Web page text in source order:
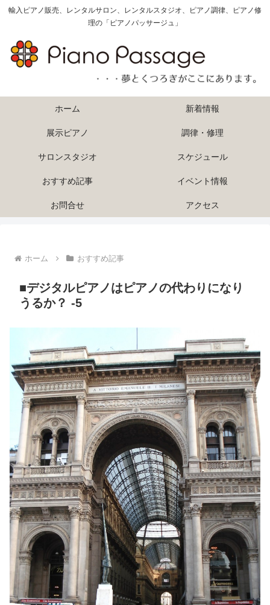
輸入ピアノ販売、レンタルサロン、レンタルスタジオ、ピアノ調律、ピアノ修
理の「ピアノパッサージュ」
ホーム 新着情報
展示ピアノ 調律・修理
サロンスタジオ スケジュール
おすすめ記事 イベント情報
お問合せ アクセス
ホーム おすすめ記事
■デジタルピアノはピアノの代わりになり
うるか？ -5